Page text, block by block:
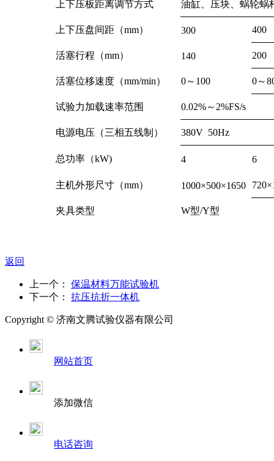
上下压板距离调节方式 油缸、压块、蜗轮蜗
上下压盘间距（mm） 300 400
活塞行程（mm） 140 200
活塞位移速度（mm/min） 0～100 0～
试验力加载速率范围 0.02%～2%FS/s
电源电压（三相五线制） 380V 50Hz
总功率（kW) 4 6
主机外形尺寸（mm） 1000×500×1650
夹具类型 W型/Y型
返回
上一个： 保温材料万能试验机
下一个： 抗压抗折一体机
Copyright © 济南文腾试验仪器有限公司
网站首页
添加微信
电话咨询